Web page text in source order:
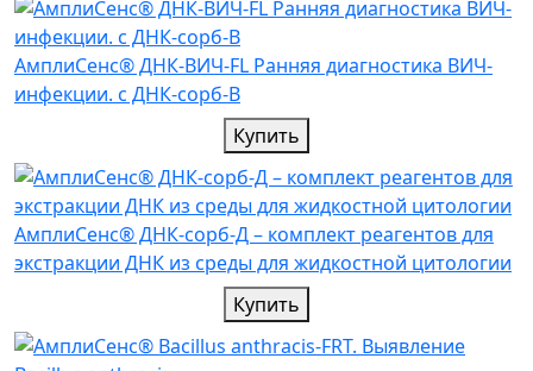
АмплиСенс® ДНК-ВИЧ-FL Ранняя диагностика ВИЧ-
инфекции. с ДНК-сорб-В
Купить
АмплиСенс® ДНК-сорб-Д – комплект реагентов для
экстракции ДНК из среды для жидкостной цитологии
Купить